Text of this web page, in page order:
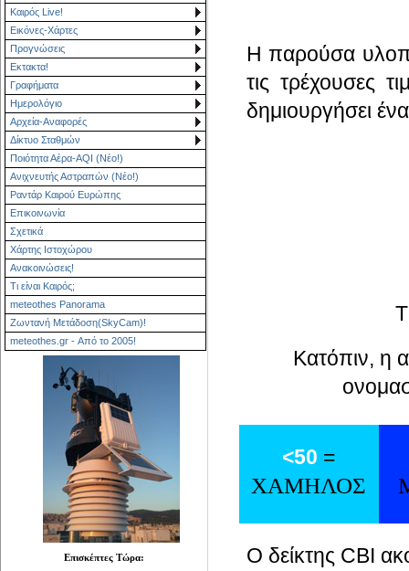
Καιρός Live!
Εικόνες-Χάρτες
Προγνώσεις
Εκτακτα!
Γραφήματα
Ημερολόγιο
Αρχεία-Αναφορές
Δίκτυο Σταθμών
Ποιότητα Αέρα-AQI (Νέο!)
Ανιχνευτής Αστραπών (Νέο!)
Ραντάρ Καιρού Ευρώπης
Επικοινωνία
Σχετικά
Χάρτης Ιστοχώρου
Ανακοινώσεις!
Τι είναι Καιρός;
meteothes Panorama
Ζωντανή Μετάδοση(SkyCam)!
meteothes.gr - Από το 2005!
Επισκέπτες Τώρα:
Η παρούσα
τις τρέχουσες
δημιουργήσει
Κατόπιν, η
<50 =
ΧΑΜΗΛΟΣ
Ο δείκτης CBI